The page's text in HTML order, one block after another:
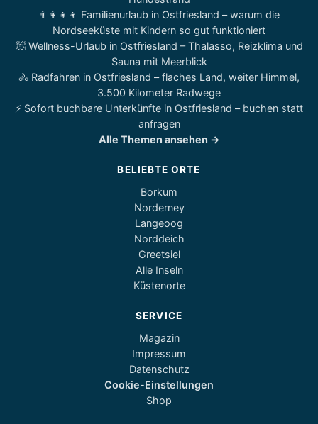
👨‍👩‍👧‍👦 Familienurlaub in Ostfriesland – warum die
Nordseeküste mit Kindern so gut funktioniert
🧖 Wellness-Urlaub in Ostfriesland – Thalasso, Reizklima und
Sauna mit Meerblick
🚴 Radfahren in Ostfriesland – flaches Land, weiter Himmel,
3.500 Kilometer Radwege
⚡ Sofort buchbare Unterkünfte in Ostfriesland – buchen statt
anfragen
Alle Themen ansehen →
BELIEBTE ORTE
Borkum
Norderney
Langeoog
Norddeich
Greetsiel
Alle Inseln
Küstenorte
SERVICE
Magazin
Impressum
Datenschutz
Cookie-Einstellungen
Shop